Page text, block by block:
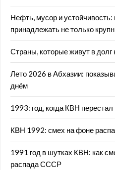
Нефть, мусор и
принадлежать не только
Страны, которые живут в долг
Лето 2026 в Абхазии:
днём
1993: год, когда КВН
КВН 1992: смех на фоне
1991 год в шутках КВН: как
распада СССР